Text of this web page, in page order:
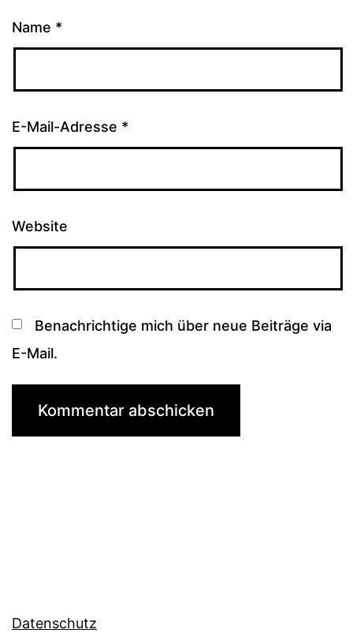
Name *
E-Mail-Adresse *
Website
Benachrichtige mich über neue Beiträge via
E-Mail.
Datenschutz